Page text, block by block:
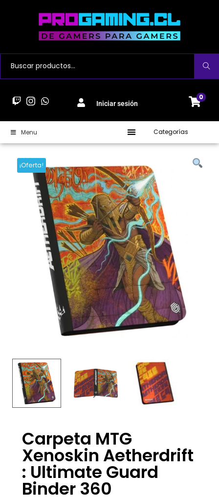
Buscar
Iniciar sesión
0
Menu Categorías
¡Oferta!
Carpeta MTG
Xenoskin Aetherdrift
: Ultimate Guard
Binder 360